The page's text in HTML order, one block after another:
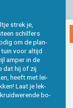
strek je,
schil­fers
om de plan­
voor al­tijd
amper in de
dat hij of zij
heeft met lei­
Laat je lek­
bo­